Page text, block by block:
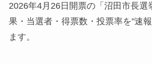
2026年4月26日開票の「沼田市長選
果・当選者・得票数・投票率を"速
ます。